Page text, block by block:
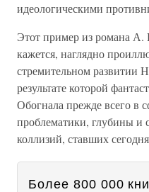
идеологическими
Этот пример из романа А.
кажется, наглядно
стремительном развитии
результате которой
Обогнала прежде всего в
проблематики, глубины и
коллизий, ставших
Более 800 000